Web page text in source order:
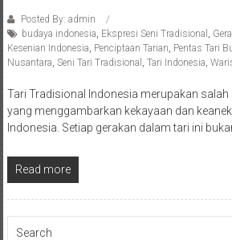
Posted By: admin
budaya indonesia Ekspresi Seni Tradisional
Kesenian Indonesia Penciptaan Tarian Pentas Tari
Nusantara Seni Tari Tradisional Tari Indonesia
Tari Tradisional Indonesia merupakan salah
yang menggambarkan kekayaan dan
Indonesia. Setiap gerakan dalam tari ini
Read more
Search